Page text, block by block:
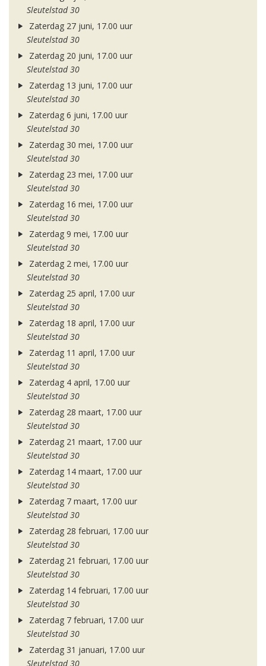
Sleutelstad 30
Zaterdag 27 juni, 17.00 uur
Sleutelstad 30
Zaterdag 20 juni, 17.00 uur
Sleutelstad 30
Zaterdag 13 juni, 17.00 uur
Sleutelstad 30
Zaterdag 6 juni, 17.00 uur
Sleutelstad 30
Zaterdag 30 mei, 17.00 uur
Sleutelstad 30
Zaterdag 23 mei, 17.00 uur
Sleutelstad 30
Zaterdag 16 mei, 17.00 uur
Sleutelstad 30
Zaterdag 9 mei, 17.00 uur
Sleutelstad 30
Zaterdag 2 mei, 17.00 uur
Sleutelstad 30
Zaterdag 25 april, 17.00 uur
Sleutelstad 30
Zaterdag 18 april, 17.00 uur
Sleutelstad 30
Zaterdag 11 april, 17.00 uur
Sleutelstad 30
Zaterdag 4 april, 17.00 uur
Sleutelstad 30
Zaterdag 28 maart, 17.00 uur
Sleutelstad 30
Zaterdag 21 maart, 17.00 uur
Sleutelstad 30
Zaterdag 14 maart, 17.00 uur
Sleutelstad 30
Zaterdag 7 maart, 17.00 uur
Sleutelstad 30
Zaterdag 28 februari, 17.00 uur
Sleutelstad 30
Zaterdag 21 februari, 17.00 uur
Sleutelstad 30
Zaterdag 14 februari, 17.00 uur
Sleutelstad 30
Zaterdag 7 februari, 17.00 uur
Sleutelstad 30
Zaterdag 31 januari, 17.00 uur
Sleutelstad 30